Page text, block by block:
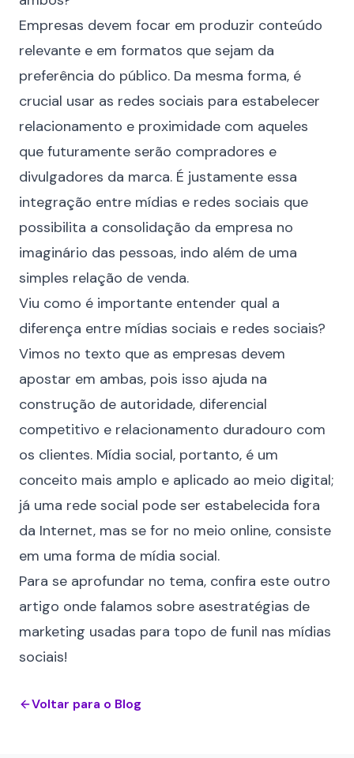
Empresas devem focar em produzir conteúdo
relevante e em formatos que sejam da
preferência do público. Da mesma forma, é
crucial usar as redes sociais para estabelecer
relacionamento e proximidade com aqueles
que futuramente serão compradores e
divulgadores da marca. É justamente essa
integração entre mídias e redes sociais que
possibilita a consolidação da empresa no
imaginário das pessoas, indo além de uma
simples relação de venda.
Viu como é importante entender qual a
diferença entre mídias sociais e redes sociais?
Vimos no texto que as empresas devem
apostar em ambas, pois isso ajuda na
construção de autoridade, diferencial
competitivo e relacionamento duradouro com
os clientes. Mídia social, portanto, é um
conceito mais amplo e aplicado ao meio digital;
já uma rede social pode ser estabelecida fora
da Internet, mas se for no meio online, consiste
em uma forma de mídia social.
Para se aprofundar no tema, confira este outro
artigo onde falamos sobre asestratégias de
marketing usadas para topo de funil nas mídias
sociais!
Voltar para o Blog